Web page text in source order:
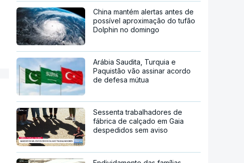
China mantém alertas antes de
possível aproximação do tufão
Dolphin no domingo
Arábia Saudita, Turquia e
Paquistão vão assinar acordo
de defesa mútua
Sessenta trabalhadores de
fábrica de calçado em Gaia
despedidos sem aviso